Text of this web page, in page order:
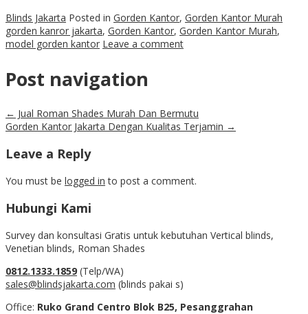
Blinds Jakarta Posted in Gorden Kantor, Gorden Kantor Murah
gorden kanror jakarta, Gorden Kantor, Gorden Kantor Murah,
model gorden kantor Leave a comment
Post navigation
← Jual Roman Shades Murah Dan Bermutu
Gorden Kantor Jakarta Dengan Kualitas Terjamin →
Leave a Reply
You must be logged in to post a comment.
Hubungi Kami
Survey dan konsultasi Gratis untuk kebutuhan Vertical blinds,
Venetian blinds, Roman Shades
0812.1333.1859 (Telp/WA)
sales@blindsjakarta.com (blinds pakai s)
Office: Ruko Grand Centro Blok B25, Pesanggrahan